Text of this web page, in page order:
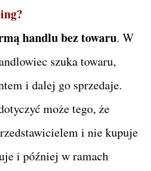
handlu bez towaru. W
szuka towaru,
i dalej go sprzedaje.
może tego, że
i nie kupuje
i później w ramach